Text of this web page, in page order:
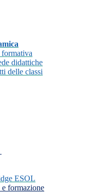
didattiche
delle classi
ESOL
formazione